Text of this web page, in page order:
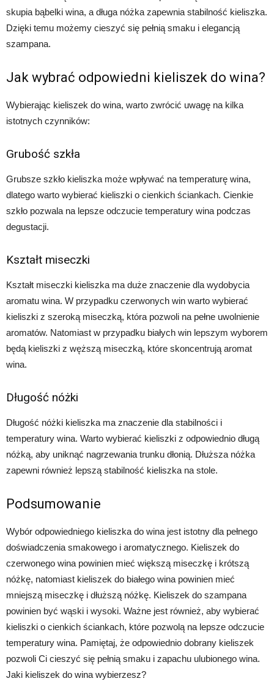
skupia bąbelki wina, a długa nóżka zapewnia stabilność kieliszka.
Dzięki temu możemy cieszyć się pełnią smaku i elegancją
szampana.
Jak wybrać odpowiedni kieliszek do wina?
Wybierając kieliszek do wina, warto zwrócić uwagę na kilka
istotnych czynników:
Grubość szkła
Grubsze szkło kieliszka może wpływać na temperaturę wina,
dlatego warto wybierać kieliszki o cienkich ściankach. Cienkie
szkło pozwala na lepsze odczucie temperatury wina podczas
degustacji.
Kształt miseczki
Kształt miseczki kieliszka ma duże znaczenie dla wydobycia
aromatu wina. W przypadku czerwonych win warto wybierać
kieliszki z szeroką miseczką, która pozwoli na pełne uwolnienie
aromatów. Natomiast w przypadku białych win lepszym wyborem
będą kieliszki z węższą miseczką, które skoncentrują aromat
wina.
Długość nóżki
Długość nóżki kieliszka ma znaczenie dla stabilności i
temperatury wina. Warto wybierać kieliszki z odpowiednio długą
nóżką, aby uniknąć nagrzewania trunku dłonią. Dłuższa nóżka
zapewni również lepszą stabilność kieliszka na stole.
Podsumowanie
Wybór odpowiedniego kieliszka do wina jest istotny dla pełnego
doświadczenia smakowego i aromatycznego. Kieliszek do
czerwonego wina powinien mieć większą miseczkę i krótszą
nóżkę, natomiast kieliszek do białego wina powinien mieć
mniejszą miseczkę i dłuższą nóżkę. Kieliszek do szampana
powinien być wąski i wysoki. Ważne jest również, aby wybierać
kieliszki o cienkich ściankach, które pozwolą na lepsze odczucie
temperatury wina. Pamiętaj, że odpowiednio dobrany kieliszek
pozwoli Ci cieszyć się pełnią smaku i zapachu ulubionego wina.
Jaki kieliszek do wina wybierzesz?